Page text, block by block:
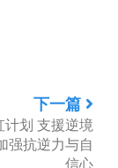
下一篇
计划 支援逆境
强抗逆力与自
信心